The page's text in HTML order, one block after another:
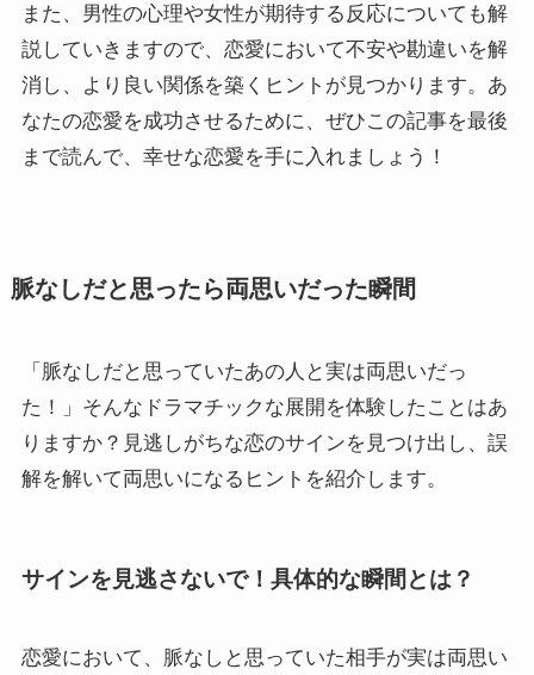
また、男性の心理や女性が期待する反応についても解
説していきますので、恋愛において不安や勘違いを解
消し、より良い関係を築くヒントが見つかります。あ
なたの恋愛を成功させるために、ぜひこの記事を最後
まで読んで、幸せな恋愛を手に入れましょう！
脈なしだと思ったら両思いだった瞬間
「脈なしだと思っていたあの人と実は両思いだっ
た！」そんなドラマチックな展開を体験したことはあ
りますか？見逃しがちな恋のサインを見つけ出し、誤
解を解いて両思いになるヒントを紹介します。
サインを見逃さないで！具体的な瞬間とは？
恋愛において、脈なしと思っていた相手が実は両思い